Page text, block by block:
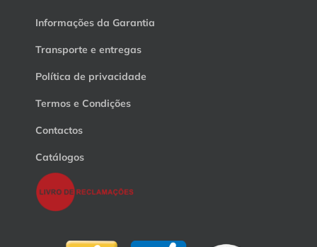
Informações da Garantia
Transporte e entregas
Política de privacidade
Termos e Condições
Contactos
Catálogos